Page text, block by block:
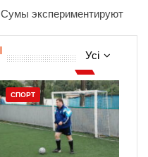
Сумы экспериментируют
Усі
СПОРТ